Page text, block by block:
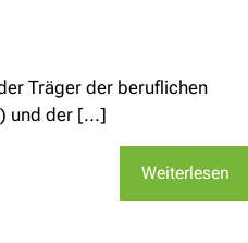
Träger der beruflichen
und der [...]
Weiterlesen